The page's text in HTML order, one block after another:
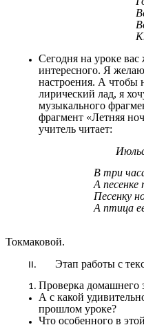
Сегодня на уроке
интересного. Я
настроения. А чтобы
лирический лад, я
музыкального
фрагмент «Летняя
учитель читает:
Июльская
В три часа
А песенке
Песенку ночь
А птица ее
Токмаковой.
Этап работы с
Проверка домашнего
А с какой
прошлом уроке?
Что особенного в